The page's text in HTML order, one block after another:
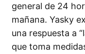
general de 24
mañana. Yasky
una respuesta a
que toma